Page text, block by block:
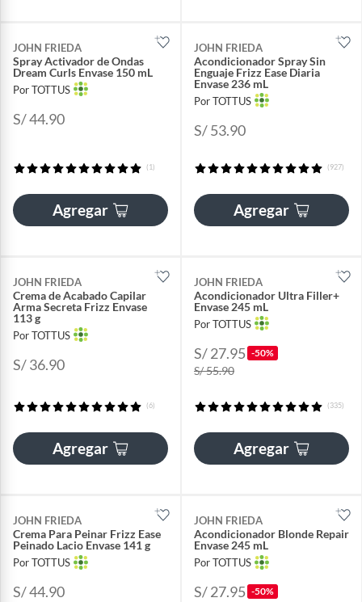
JOHN FRIEDA
Spray Activador de Ondas
Dream Curls Envase 150 mL
Por TOTTUS
S/ 44.90
(1)
Agregar
JOHN FRIEDA
Acondicionador Spray Sin
Enguaje Frizz Ease Diaria
Envase 236 mL
Por TOTTUS
S/ 53.90
(927)
Agregar
JOHN FRIEDA
Crema de Acabado Capilar
Arma Secreta Frizz Envase
113 g
Por TOTTUS
S/ 36.90
(6)
Agregar
JOHN FRIEDA
Acondicionador Ultra Filler+
Envase 245 mL
Por TOTTUS
S/ 27.95 -50%
S/ 55.90
(335)
Agregar
JOHN FRIEDA
Crema Para Peinar Frizz Ease
Peinado Lacio Envase 141 g
Por TOTTUS
S/ 44.90
JOHN FRIEDA
Acondicionador Blonde Repair
Envase 245 mL
Por TOTTUS
S/ 27.95 -50%